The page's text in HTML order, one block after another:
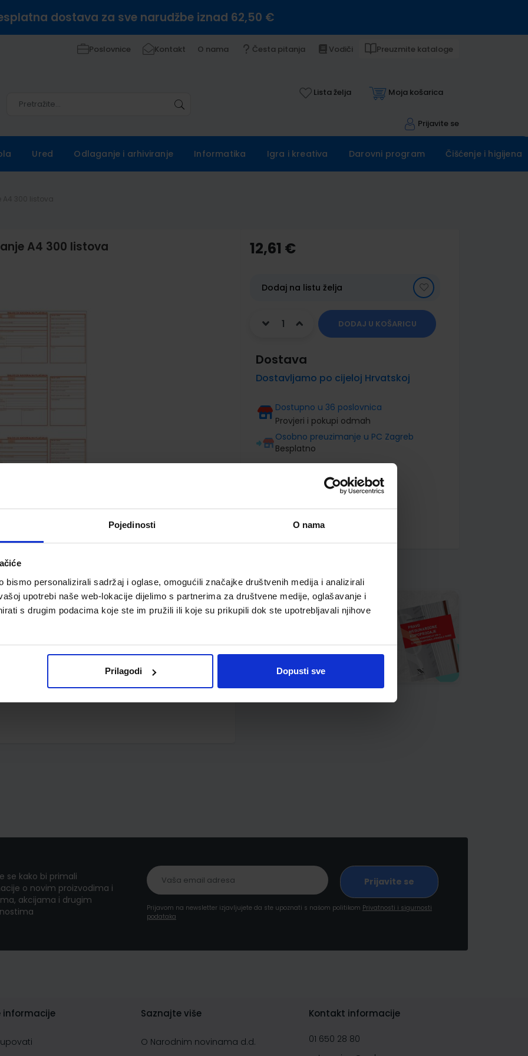
Pojedinosti O nama
bismo personalizirali sadržaj i oglase, omogućili značajke društvenih medija i analizirali
upotrebi naše web-lokacije dijelimo s partnerima za društvene medije, oglašavanje i
s drugim podacima koje ste im pružili ili koje su prikupili dok ste upotrebljavali njihove
Prilagodi Dopusti sve
dostava za sve narudžbe iznad 62,50 €
Poslovnice Kontakt O nama Česta pitanja Vodiči Preuzmite kataloge
Lista želja Moja košarica
Prijavite se
Ured Odlaganje i arhiviranje Informatika Igra i kreativa Darovni program Čišćenje i higijena
A4 300 listova 12,61 €
Dodaj na listu želja
DODAJ U KOŠARICU
Dostava
Dostavljamo po cijeloj Hrvatskoj
Dostupno u 36 poslovnica
Provjeri i pokupi odmah
Osobno preuzimanje u PC Zagreb
Besplatno
x 297 mm (99 i 198 mm) 1+0 OCR 90 g/m2,
se kako bi primali
o novim proizvodima i
akcijama i drugim
Prijavom na newsletter izjavljujete da ste upoznati s našom politikom Privatnosti i sigurnosti
podataka
informacije Saznajte više
O Narodnim novinama d.d.
Kontakt informacije
01 650 28 80